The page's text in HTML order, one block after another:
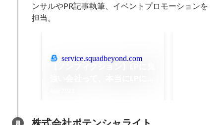
ンサルやPR記事執筆、イベントプロモーションを
担当。
service.squadbeyond.com